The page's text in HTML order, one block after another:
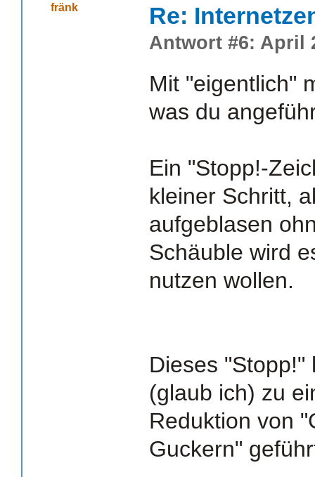
fränk Re:
Antwort #6: April
Mit "eigentlich"
was du
Ein "Stopp!-
kleiner Schritt,
aufgeblasen
Schäuble wird
nutzen wollen.
Dieses "Stopp!"
(glaub ich) zu
Reduktion von
Guckern"